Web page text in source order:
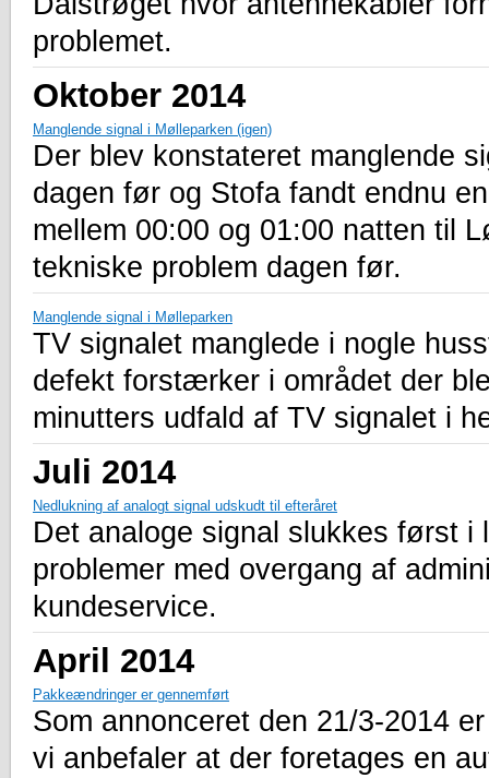
problemet.
Oktober 2014
Manglende signal i Mølleparken (igen)
Der blev konstateret manglende
dagen før og Stofa fandt endnu
mellem 00:00 og 01:00 natten til
tekniske problem dagen før.
Manglende signal i Mølleparken
TV signalet manglede i nogle
defekt forstærker i området der
minutters udfald af TV signalet i
Juli 2014
Nedlukning af analogt signal udskudt til efteråret
Det analoge signal slukkes først
problemer med overgang af
kundeservice.
April 2014
Pakkeændringer er gennemført
Som annonceret den 21/3-2014
vi anbefaler at der foretages en